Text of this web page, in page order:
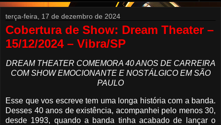
terça-feira, 17 de dezembro de 2024
Cobertura de Show: Dream Theater –
15/12/2024 – Vibra/SP
DREAM THEATER COMEMORA 40 ANOS DE CARREIRA
COM SHOW EMOCIONANTE E NOSTÁLGICO EM SÃO
PAULO
Esse que vos escreve tem uma longa história com a banda.
Desses 40 anos de existência, acompanhei pelo menos 30,
desde 1993, quando a banda tinha acabado de lançar o